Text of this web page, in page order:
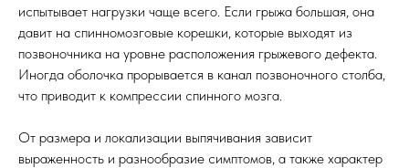
испытывает нагрузки чаще всего. Если грыжа большая, она
давит на спинномозговые корешки, которые выходят из
позвоночника на уровне расположения грыжевого дефекта.
Иногда оболочка прорывается в канал позвоночного столба,
что приводит к компрессии спинного мозга.
От размера и локализации выпячивания зависит
выраженность и разнообразие симптомов, а также характер